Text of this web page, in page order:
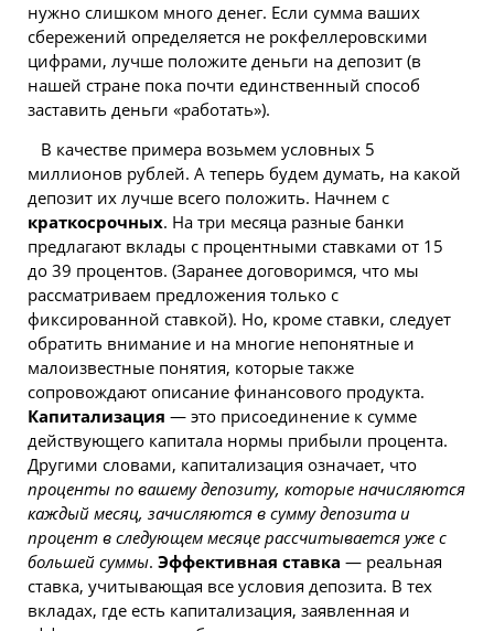
нужно слишком много денег. Если сумма ваших
сбережений определяется не рокфеллеровскими
цифрами, лучше положите деньги на депозит (в
нашей стране пока почти единственный способ
заставить деньги «работать»).
В качестве примера возьмем условных 5
миллионов рублей. А теперь будем думать, на какой
депозит их лучше всего положить. Начнем с
краткосрочных. На три месяца разные банки
предлагают вклады с процентными ставками от 15
до 39 процентов. (Заранее договоримся, что мы
рассматриваем предложения только с
фиксированной ставкой). Но, кроме ставки, следует
обратить внимание и на многие непонятные и
малоизвестные понятия, которые также
сопровождают описание финансового продукта.
Капитализация — это присоединение к сумме
действующего капитала нормы прибыли процента.
Другими словами, капитализация означает, что
проценты по вашему депозиту, которые начисляются
каждый месяц, зачисляются в сумму депозита и
процент в следующем месяце рассчитывается уже с
большей суммы. Эффективная ставка — реальная
ставка, учитывающая все условия депозита. В тех
вкладах, где есть капитализация, заявленная и